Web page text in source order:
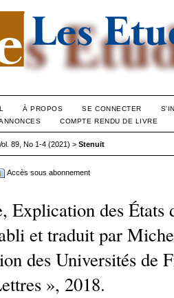
À PROPOS SE CONNECTER
COMPTE RENDU DE LIVRE
89, No 1-4 (2021) > Stenuit
Accès sous abonnement
Explication des États
et traduit par
des Universités de
», 2018.